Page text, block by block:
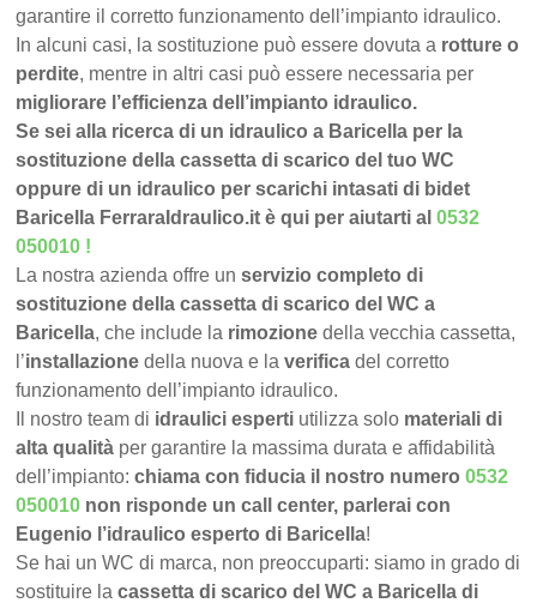
garantire il corretto funzionamento dell’impianto idraulico.
In alcuni casi, la sostituzione può essere dovuta a rotture o
perdite, mentre in altri casi può essere necessaria per
migliorare l’efficienza dell’impianto idraulico.
Se sei alla ricerca di un idraulico a Baricella per la
sostituzione della cassetta di scarico del tuo WC
oppure di un idraulico per scarichi intasati di bidet
Baricella FerraraIdraulico.it è qui per aiutarti al0532
050010 !
La nostra azienda offre unservizio completo di
sostituzione della cassetta di scarico del WC a
Baricella, che include la rimozione della vecchia cassetta,
l’installazione della nuova e laverifica del corretto
funzionamento dell’impianto idraulico.
Il nostro team di idraulici esperti utilizza solo materiali di
alta qualità per garantire la massima durata e affidabilità
dell’impianto:chiama con fiducia il nostro numero0532
050010 non risponde un call center, parlerai con
Eugenio l’idraulico esperto di Baricella!
Se hai un WC di marca, non preoccuparti: siamo in grado di
sostituire lacassetta di scarico del WC a Baricella di